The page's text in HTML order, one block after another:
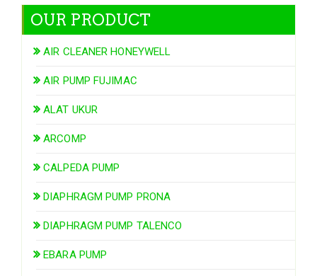
OUR PRODUCT
AIR CLEANER HONEYWELL
AIR PUMP FUJIMAC
ALAT UKUR
ARCOMP
CALPEDA PUMP
DIAPHRAGM PUMP PRONA
DIAPHRAGM PUMP TALENCO
EBARA PUMP